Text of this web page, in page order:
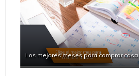
Los mejores meses para comprar casa